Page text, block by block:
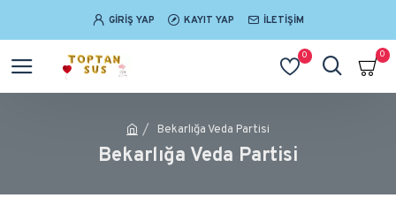
GIRIŞ YAP KAYIT YAP İLETIŞIM
0 0
Bekarlığa Veda Partisi
Bekarlığa Veda Partisi